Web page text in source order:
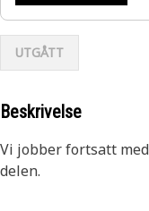
UTGÅTT
Beskrivelse
Vi jobber fortsatt
delen.